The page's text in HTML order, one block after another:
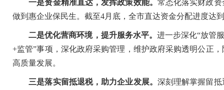
一是资金精准直达，发挥政策效能。 常态化落实财政
做到惠企业保民生。截至4月底，全市直达资金分配进度达
二是优化营商环境，提升服务水平。 进一步深化“放管
+监管”事项，深化政府采购管理，维护政府采购透明公正
高质量发展。
三是落实留抵退税，助力企业发展。 深刻理解掌握留